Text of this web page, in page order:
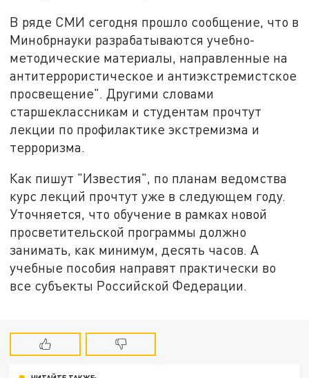
В ряде СМИ сегодня прошло сообщение, что в
Минобрнауки разрабатываются учебно-
методические материалы, направленные на
антитеррористическое и антиэкстремистское
просвещение". Другими словами
старшеклассникам и студентам прочтут
лекции по профилактике экстремизма и
терроризма.
Как пишут "Известия", по планам ведомства
курс лекций прочтут уже в следующем году.
Уточняется, что обучение в рамках новой
просветительской программы должно
занимать, как минимум, десять часов. А
учебные пособия направят практически во
все субъекты Российской Федерации.